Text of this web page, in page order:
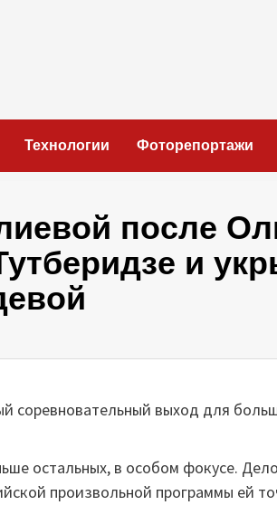
Технологии Фоторепортажи
после
и
соревновательный выход для
остальных, в особом фокусе.
произвольной программы ей